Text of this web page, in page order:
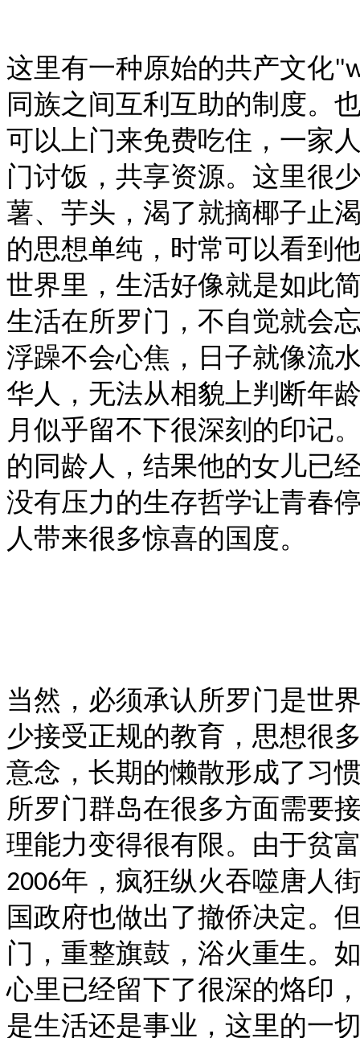
这里有一种原始的共产文化
同族之间互利互助的制度。
可以上门来免费吃住，一家
门讨饭，共享资源。这里很
薯、芋头，渴了就摘椰子止
的思想单纯，时常可以看到
世界里，生活好像就是如此
生活在所罗门，不自觉就会
浮躁不会心焦，日子就像流
华人，无法从相貌上判断年
月似乎留不下很深刻的印记
的同龄人，结果他的女儿已
没有压力的生存哲学让青春
人带来很多惊喜的国度。
当然，必须承认所罗门是世
少接受正规的教育，思想很
意念，长期的懒散形成了习
所罗门群岛在很多方面需要
理能力变得很有限。由于贫
2006年，疯狂纵火吞噬唐人
国政府也做出了撤侨决定。
门，重整旗鼓，浴火重生。
心里已经留下了很深的烙印
是生活还是事业，这里的一